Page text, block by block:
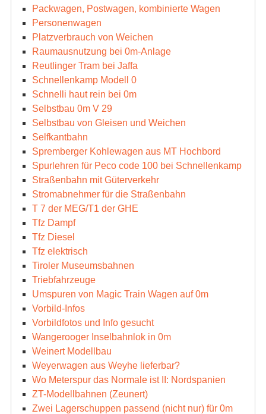
Packwagen, Postwagen, kombinierte Wagen
Personenwagen
Platzverbrauch von Weichen
Raumausnutzung bei 0m-Anlage
Reutlinger Tram bei Jaffa
Schnellenkamp Modell 0
Schnelli haut rein bei 0m
Selbstbau 0m V 29
Selbstbau von Gleisen und Weichen
Selfkantbahn
Spremberger Kohlewagen aus MT Hochbord
Spurlehren für Peco code 100 bei Schnellenkamp
Straßenbahn mit Güterverkehr
Stromabnehmer für die Straßenbahn
T 7 der MEG/T1 der GHE
Tfz Dampf
Tfz Diesel
Tfz elektrisch
Tiroler Museumsbahnen
Triebfahrzeuge
Umspuren von Magic Train Wagen auf 0m
Vorbild-Infos
Vorbildfotos und Info gesucht
Wangerooger Inselbahnlok in 0m
Weinert Modellbau
Weyerwagen aus Weyhe lieferbar?
Wo Meterspur das Normale ist II: Nordspanien
ZT-Modellbahnen (Zeunert)
Zwei Lagerschuppen passend (nicht nur) für 0m